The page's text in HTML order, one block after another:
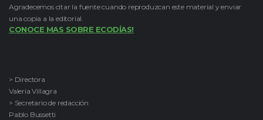
Agradecemos citar la fuente cuando reproduzcan este material y enviar
una copia a la editorial.
CONOCE MAS SOBRE ECODÍAS!
> Directora
Valeria Villagra
> Secretario de redacción
Pablo Bussetti